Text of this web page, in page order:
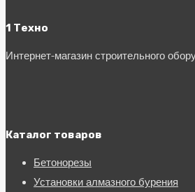
1 Техно
Интернет-магазин строительного
Каталог товаров
Бетонорезы
Установки алмазного бурения